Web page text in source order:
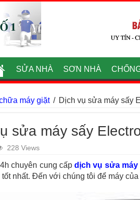
SỬA NHÀ SƠN NHÀ
máy giặt / Dịch vụ sửa máy sấy
sửa máy sấy
228 Views
chuyên cung cấpdịch vụ sửa máy
nhất. Đến với chúng tôi để máy